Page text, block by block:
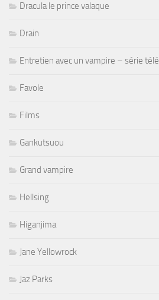
Dracula le prince valaque
Drain
Entretien avec un vampire – série télé
Favole
Films
Gankutsuou
Grand vampire
Hellsing
Higanjima
Jane Yellowrock
Jaz Parks